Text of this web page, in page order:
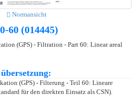
Normansicht
60 (014445)
(GPS) - Filtration - Part 60: Linear areal
(GPS) - Filterung - Teil 60: Lineare
für den direkten Einsatz als CSN).